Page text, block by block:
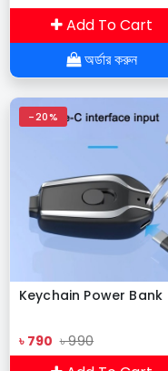
Add To Cart
অর্ডার করুন
-20%
Keychain Power Bank
৳ 790 ৳ 990